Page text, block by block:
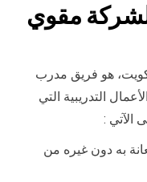
مقوي
هو فريق مدرب
التدريبية التي
الآتي :
به دون غيره من